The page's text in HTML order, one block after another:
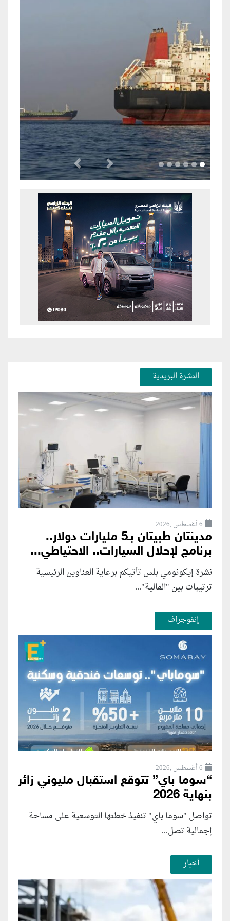
Previous Next
النشرة البريدية
6 أغسطس ,2026
مدينتان طبيتان بـ5 مليارات دولار..
برنامج لإحلال السيارات.. الاحتياطي...
نشرة إيكونومي بلس تأتيكم برعاية العناوين الرئيسية
ترتيبات بين "المالية"...
إنفوجراف
6 أغسطس ,2026
“سوما باي” تتوقع استقبال مليوني زائر
بنهاية 2026
تواصل "سوما باي" تنفيذ خطتها التوسعية على مساحة
إجمالية تصل...
أخبار